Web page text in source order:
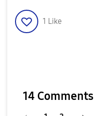
1 Like
14 Comments